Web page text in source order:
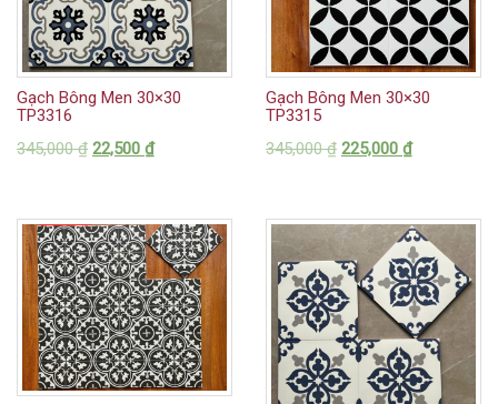
Gạch Bông Men 30×30
TP3316
345,000₫ 22,500 ₫
Gạch Bông Men 30×30
TP3315
345,000₫ 225,000 ₫